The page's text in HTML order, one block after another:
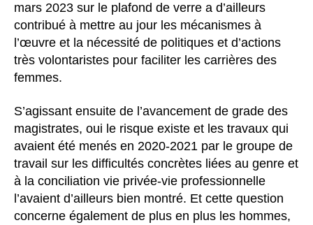
mars 2023 sur le plafond de verre a d’ailleurs
contribué à mettre au jour les mécanismes à
l’œuvre et la nécessité de politiques et d’actions
très volontaristes pour faciliter les carrières des
femmes.
S’agissant ensuite de l’avancement de grade des
magistrates, oui le risque existe et les travaux qui
avaient été menés en 2020-2021 par le groupe de
travail sur les difficultés concrètes liées au genre et
à la conciliation vie privée-vie professionnelle
l’avaient d’ailleurs bien montré. Et cette question
concerne également de plus en plus les hommes,